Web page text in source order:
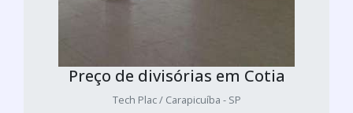
Preço de divisórias em Cotia
Tech Plac / Carapicuíba - SP